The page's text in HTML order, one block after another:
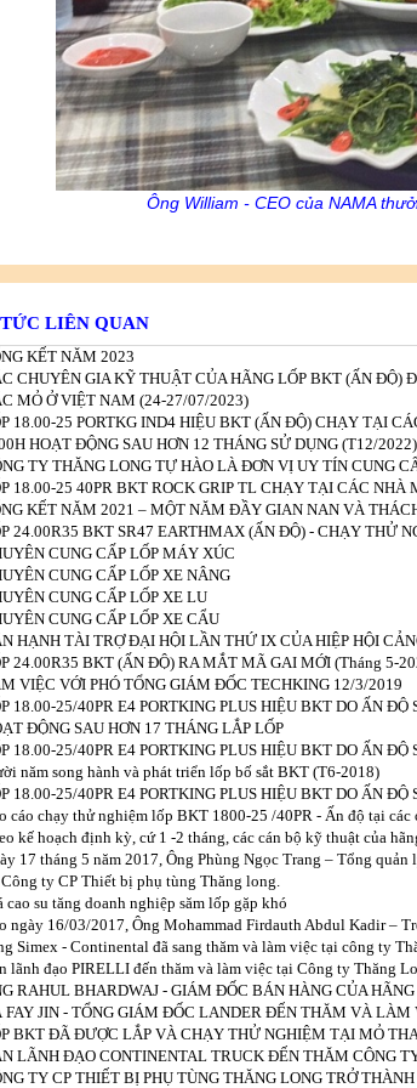
Ông William - CEO của NAMA
LIÊN QUAN
KẾT NĂM 2023
CHUYÊN GIA KỸ THUẬT CỦA HÃNG LỐP BKT (ẤN
MỎ Ở VIỆT NAM (24-27/07/2023)
18.00-25 PORTKG IND4 HIỆU BKT (ẤN ĐỘ) CHẠY TẠI
HOẠT ĐỘNG SAU HƠN 12 THÁNG SỬ DỤNG (T12/2022)
TY THĂNG LONG TỰ HÀO LÀ ĐƠN VỊ UY TÍN CUNG
18.00-25 40PR BKT ROCK GRIP TL CHẠY TẠI CÁC NHÀ
KẾT NĂM 2021 – MỘT NĂM ĐẦY GIAN NAN VÀ
24.00R35 BKT SR47 EARTHMAX (ẤN ĐỘ) - CHẠY THỬ
CUNG CẤP LỐP MÁY XÚC
CUNG CẤP LỐP XE NÂNG
CUNG CẤP LỐP XE LU
CUNG CẤP LỐP XE CẨU
HẠNH TÀI TRỢ ĐẠI HỘI LẦN THỨ IX CỦA HIỆP HỘI
24.00R35 BKT (ẤN ĐỘ) RA MẮT MÃ GAI MỚI (Tháng 5-
VIỆC VỚI PHÓ TỔNG GIÁM ĐỐC TECHKING 12/3/2019
18.00-25/40PR E4 PORTKING PLUS HIỆU BKT DO ẤN
ĐỘNG SAU HƠN 17 THÁNG LẮP LỐP
18.00-25/40PR E4 PORTKING PLUS HIỆU BKT DO ẤN
năm song hành và phát triển lốp bố sắt BKT (T6-2018)
18.00-25/40PR E4 PORTKING PLUS HIỆU BKT DO ẤN
cáo chạy thử nghiệm lốp BKT 1800-25 /40PR - Ấn độ tại các
kế hoạch định kỳ, cứ 1 -2 tháng, các cán bộ kỹ thuật của
17 tháng 5 năm 2017, Ông Phùng Ngọc Trang – Tổng
ty CP Thiết bị phụ tùng Thăng long.
cao su tăng doanh nghiệp săm lốp gặp khó
ngày 16/03/2017, Ông Mohammad Firdauth Abdul Kadir –
Simex - Continental đã sang thăm và làm việc tại công ty
lãnh đạo PIRELLI đến thăm và làm việc tại Công ty Thăng
RAHUL BHARDWAJ - GIÁM ĐỐC BÁN HÀNG CỦA
FAY JIN - TỔNG GIÁM ĐỐC LANDER ĐẾN THĂM VÀ
BKT ĐÃ ĐƯỢC LẮP VÀ CHẠY THỬ NGHIỆM TẠI MỎ
LÃNH ĐẠO CONTINENTAL TRUCK ĐẾN THĂM CÔNG
TY CP THIẾT BỊ PHỤ TÙNG THĂNG LONG TRỞ